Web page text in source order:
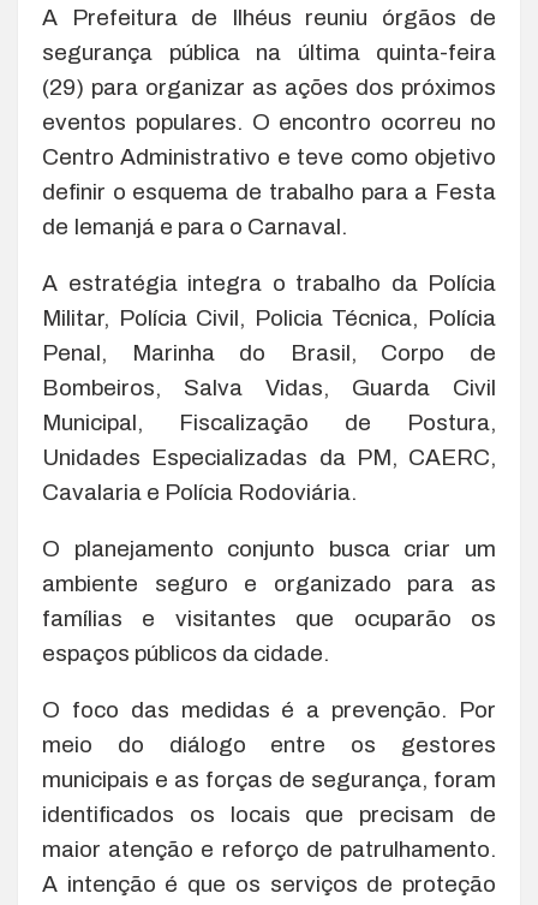
A Prefeitura de Ilhéus reuniu órgãos de
segurança pública na última quinta-feira
(29) para organizar as ações dos próximos
eventos populares. O encontro ocorreu no
Centro Administrativo e teve como objetivo
definir o esquema de trabalho para a Festa
de Iemanjá e para o Carnaval.
A estratégia integra o trabalho da Polícia
Militar, Polícia Civil, Policia Técnica, Polícia
Penal, Marinha do Brasil, Corpo de
Bombeiros, Salva Vidas, Guarda Civil
Municipal, Fiscalização de Postura,
Unidades Especializadas da PM, CAERC,
Cavalaria e Polícia Rodoviária.
O planejamento conjunto busca criar um
ambiente seguro e organizado para as
famílias e visitantes que ocuparão os
espaços públicos da cidade.
O foco das medidas é a prevenção. Por
meio do diálogo entre os gestores
municipais e as forças de segurança, foram
identificados os locais que precisam de
maior atenção e reforço de patrulhamento.
A intenção é que os serviços de proteção